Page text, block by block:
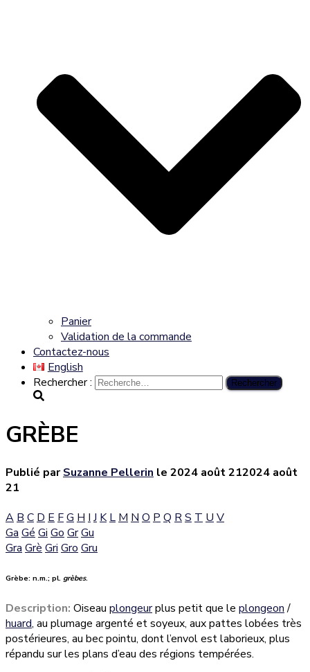
Panier
Validation de la commande
Contactez-nous
English
Rechercher :
GRÈBE
Publié parSuzanne Pellerin le 2024 août 212024 août
21
A B C D E FG H I J K L M N O P Q RS T U V
Ga Gé Gi Go GrGu
Gra Grè Gri Gro Gru
Grèbe: n.m.; pl. grèbes.
Description: Oiseau plongeurplus petit que le plongeon/
huard, au plumage argenté et soyeux, aux pattes lobées très
postérieures, au bec pointu, dont l’envol est laborieux, plus
répandu sur les plans d’eau des régions tempérées.